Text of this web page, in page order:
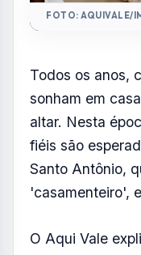
COMPARTILHAR: